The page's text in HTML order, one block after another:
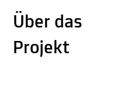
Über das
Projekt